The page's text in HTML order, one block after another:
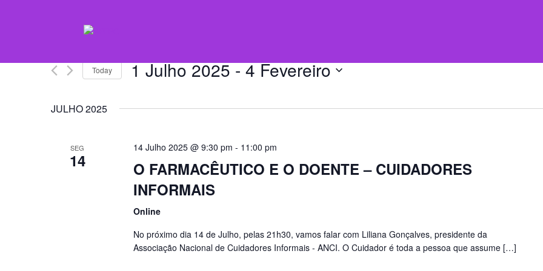
Today 1 Julho 2025 - 4 Fevereiro
JULHO 2025
SEG
14
14 Julho 2025 @ 9:30 pm - 11:00 pm
O FARMACÊUTICO E O DOENTE – CUIDADORES
INFORMAIS
Online
No próximo dia 14 de Julho, pelas 21h30, vamos falar com Liliana Gonçalves, presidente da
Associação Nacional de Cuidadores Informais - ANCI. O Cuidador é toda a pessoa que assume […]